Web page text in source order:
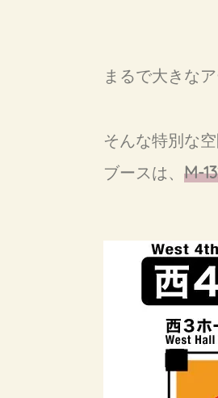
まるで大きな
そんな特別な
ブースは、 M-